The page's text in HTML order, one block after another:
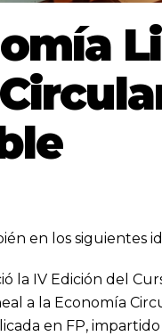
en los siguientes
la IV Edición del
a la Economía
en FP,